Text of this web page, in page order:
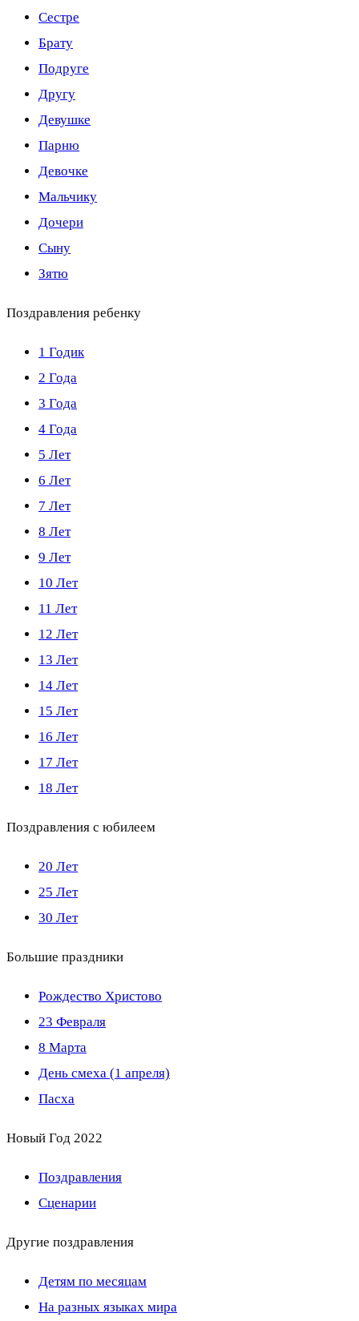
Сестре
Брату
Подруге
Другу
Девушке
Парню
Девочке
Мальчику
Дочери
Сыну
Зятю
Поздравления ребенку
1 Годик
2 Года
3 Года
4 Года
5 Лет
6 Лет
7 Лет
8 Лет
9 Лет
10 Лет
11 Лет
12 Лет
13 Лет
14 Лет
15 Лет
16 Лет
17 Лет
18 Лет
Поздравления с юбилеем
20 Лет
25 Лет
30 Лет
Большие праздники
Рождество Христово
23 Февраля
8 Марта
День смеха (1 апреля)
Пасха
Новый Год 2022
Поздравления
Сценарии
Другие поздравления
Детям по месяцам
На разных языках мира